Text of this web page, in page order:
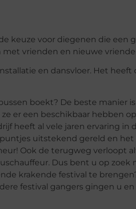
keuze voor diegenen die een
vrienden en nieuwe
en dansvloer. Het heeft
boekt? De beste manier
er een beschikbaar hebben
heeft al vele jaren ervaring in
uitstekend gereld en
Ook de terugweg verloopt
Dus bent u op zoek
krakende festival te
festival gangers gingen u